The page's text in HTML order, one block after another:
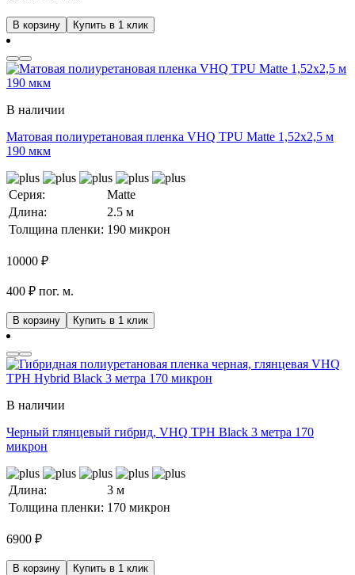
В корзину Купить в 1 клик
В наличии
Матовая полиуретановая пленка VHQ TPU Matte 1,52х2,5 м
190 мкм
Серия:
Matte
Длина:
2.5 м
Толщина пленки: 190 микрон
10000 ₽
400 ₽ пог. м.
В корзину Купить в 1 клик
В наличии
Черный глянцевый гибрид, VHQ TPH Black 3 метра 170
микрон
Длина:
3 м
Толщина пленки: 170 микрон
6900 ₽
В корзину Купить в 1 клик